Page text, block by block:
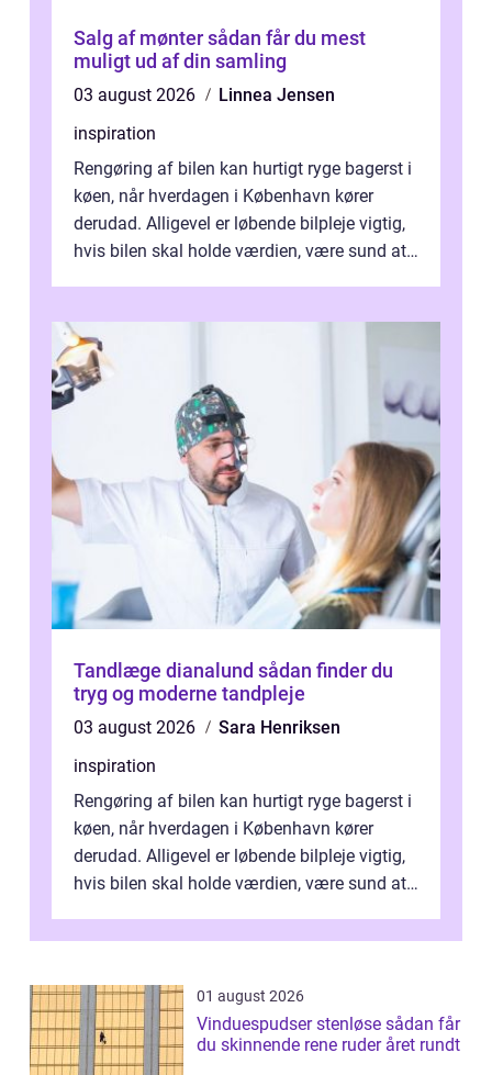
Salg af mønter sådan får du mest
muligt ud af din samling
03 august 2026
Linnea Jensen
inspiration
Rengøring af bilen kan hurtigt ryge bagerst i
køen, når hverdagen i København kører
derudad. Alligevel er løbende bilpleje vigtig,
hvis bilen skal holde værdien, være sund at
Tandlæge dianalund sådan finder du
tryg og moderne tandpleje
03 august 2026
Sara Henriksen
inspiration
Rengøring af bilen kan hurtigt ryge bagerst i
køen, når hverdagen i København kører
derudad. Alligevel er løbende bilpleje vigtig,
hvis bilen skal holde værdien, være sund at
01 august 2026
Vinduespudser stenløse sådan får
du skinnende rene ruder året rundt